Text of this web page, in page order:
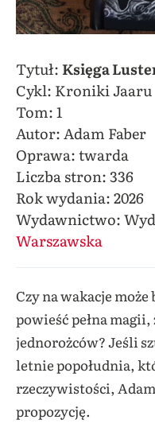
Tytuł: Księga
Cykl: Kroniki Jaaru
Tom: 1
Autor: Adam Faber
Oprawa: twarda
Liczba stron: 336
Rok wydania: 2026
Wydawnictwo:
Warszawska
Czy na wakacje
powieść pełna
jednorożców? Jeśli
letnie popołudnia,
rzeczywistości,
propozycję.